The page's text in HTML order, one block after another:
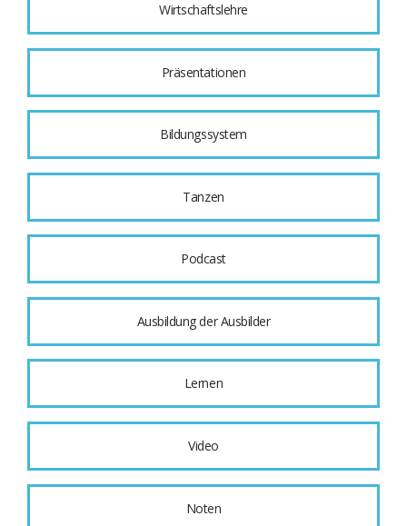
Wirtschaftslehre
Präsentationen
Bildungssystem
Tanzen
Podcast
Ausbildung der Ausbilder
Lernen
Video
Noten